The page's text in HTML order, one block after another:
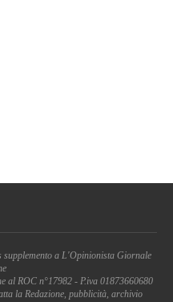
a L'Opinionista Giornale
al ROC n°17982 - P.iva 01873660680
la Redazione, pubblicità, archivio